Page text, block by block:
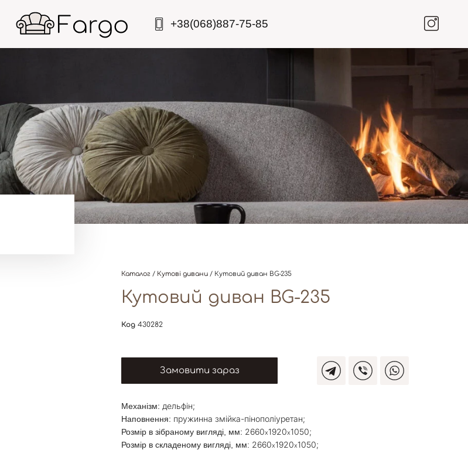
+38(068)887-75-85
Каталог / Кутові дивани / Кутовий диван BG-235
Кутовий диван BG-235
Код 430282
Замовити зараз
Механізм: дельфін;
Наповнення: пружинна змійка-пінополіуретан;
Розмір в зібраному вигляді, мм: 2660х1920х1050;
Розмір в складеному вигляді, мм: 2660х1920х1050;